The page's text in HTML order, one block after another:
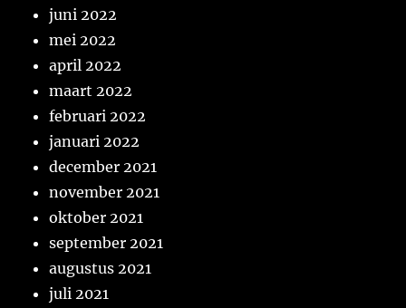
juni 2022
mei 2022
april 2022
maart 2022
februari 2022
januari 2022
december 2021
november 2021
oktober 2021
september 2021
augustus 2021
juli 2021